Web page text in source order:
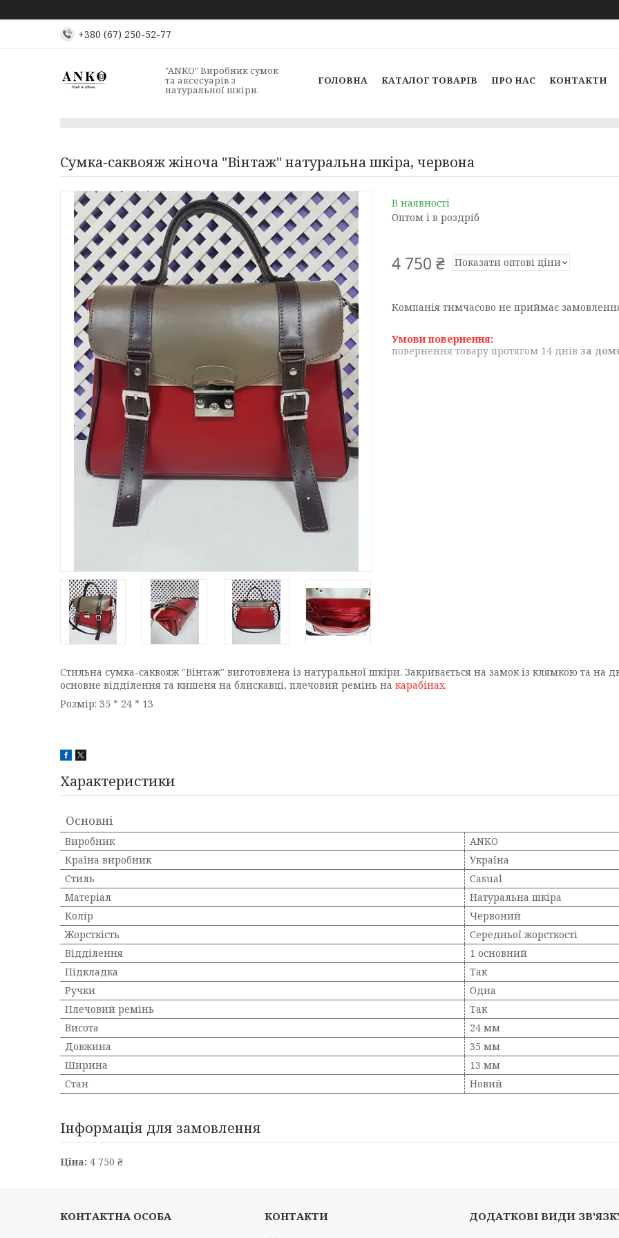
+380 (67) 250-52-77
"ANKO" Виробник сумок
та аксесуарів з
натуральної шкіри.
ГОЛОВНА КАТАЛОГ ТОВАРІВ ПРО НАС КОНТАКТИ
Сумка-саквояж жіноча "Вінтаж" натуральна шкіра, червона
В наявності
Оптом і в роздріб
4 750 ₴ Показати оптові ціни
Компанія тимчасово не приймає
повернення товару протягом 14 днів за
Стильна сумка-саквояж "Вінтаж" виготовлена ​​із натуральної шкіри. Закривається на замок із клямкою та на
основне відділення та кишеня на блискавці, плечовий ремінь на карабінах.
Розмір: 35 * 24 * 13
Характеристики
Основні
Виробник
ANKO
Країна виробник
Україна
Стиль
Casual
Матеріал
Натуральна шкіра
Колір
Червоний
Жорсткість
Середньої жорсткості
Відділення
1 основний
Підкладка
Так
Ручки
Одна
Плечовий ремінь
Так
Висота
24 мм
Довжина
35 мм
Ширина
13 мм
Стан
Новий
Інформація для замовлення
Ціна: 4 750 ₴